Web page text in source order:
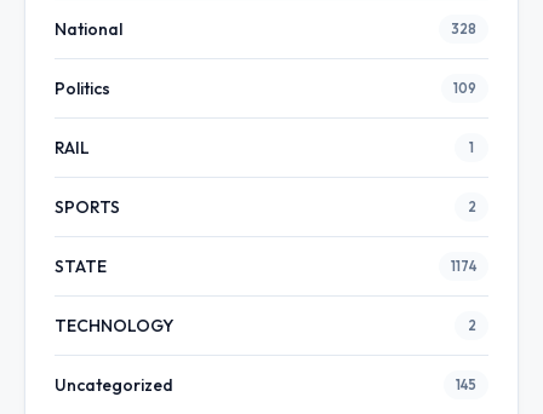
National 328
Politics 109
RAIL 1
SPORTS 2
STATE 1174
TECHNOLOGY 2
Uncategorized 145